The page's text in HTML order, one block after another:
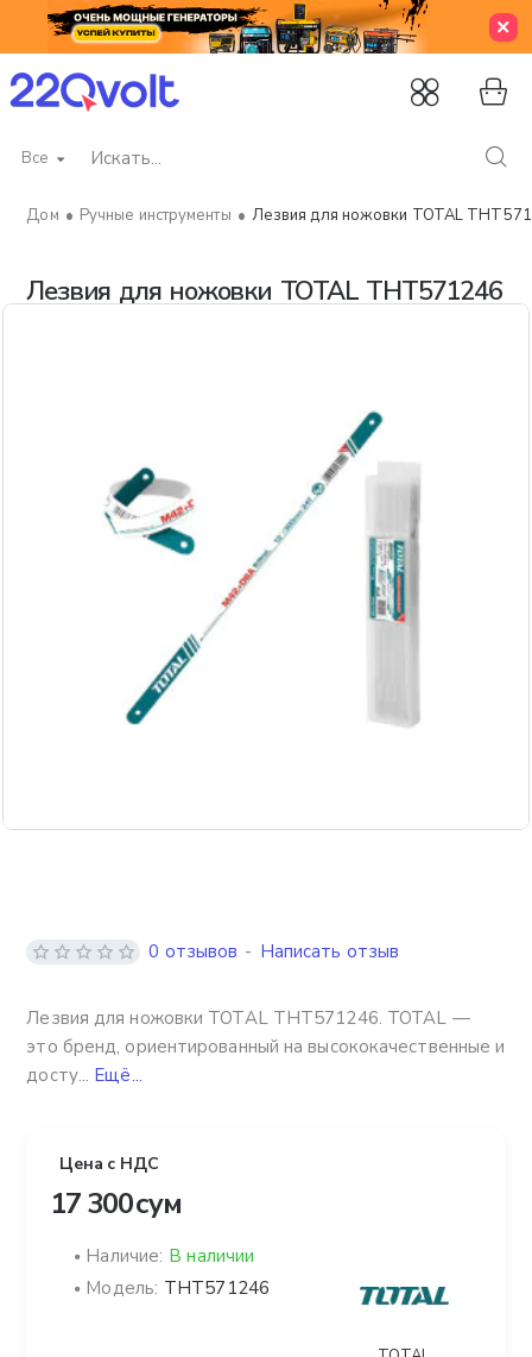
Все
Искать...
Лезвия для ножовки TOTAL THT571246
Ручные инструменты Лезвия для ножовки TOTAL
Лезвия для ножовки TOTAL THT571246. TOTAL —
это бренд, ориентированный на высококачественные и
досту... Ещё...
0 отзывов - Написать отзыв
Цена с НДС
17 300 сум
Наличие: В наличии
Модель: THT571246